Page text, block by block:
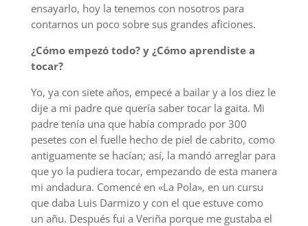
ensayarlo, hoy la tenemos con nosotros para
contarnos un poco sobre sus grandes aficiones.
¿Cómo empezó todo? y ¿Cómo aprendiste a
tocar?
Yo, ya con siete años, empecé a bailar y a los diez le
dije a mi padre que quería saber tocar la gaita. Mi
padre tenía una que había comprado por 300
pesetes con el fuelle hecho de piel de cabrito, como
antiguamente se hacían; así, la mandó arreglar para
que yo la pudiera tocar, empezando de esta manera
mi andadura. Comencé en «La Pola», en un cursu
que daba Luis Darmizo y con el que estuve como
un añu. Después fui a Veriña porque me gustaba el